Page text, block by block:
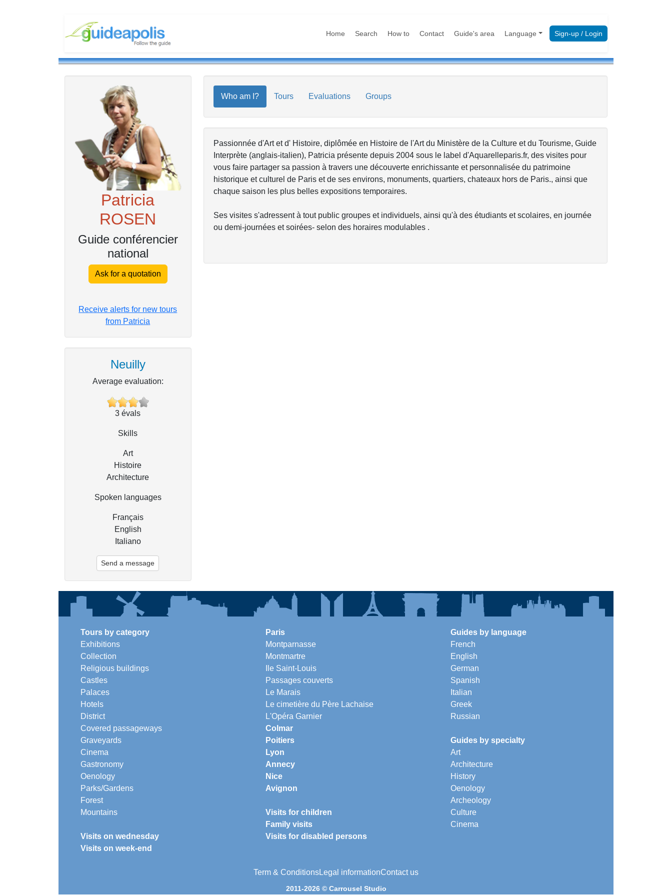
Home Search How to Contact Guide's area Language Sign-up / Login
Patricia
ROSEN
Guide conférencier
national
Ask for a quotation
Receive alerts for new tours
from Patricia
Neuilly
Average evaluation:
3 évals
Skills
Art
Histoire
Architecture
Spoken languages
Français
English
Italiano
Send a message
Who am I? Tours Evaluations Groups
Passionnée d'Art et d' Histoire, diplômée en Histoire de l'Art du Ministère de la Culture et du Tourisme, Guide
Interprète (anglais-italien), Patricia présente depuis 2004 sous le label d'Aquarelleparis.fr, des visites pour
vous faire partager sa passion à travers une découverte enrichissante et personnalisée du patrimoine
historique et culturel de Paris et de ses environs, monuments, quartiers, chateaux hors de Paris., ainsi que
chaque saison les plus belles expositions temporaires.
Ses visites s'adressent à tout public groupes et individuels, ainsi qu'à des étudiants et scolaires, en journée
ou demi-journées et soirées- selon des horaires modulables .
Tours by category
Exhibitions
Collection
Religious buildings
Castles
Palaces
Hotels
District
Covered passageways
Graveyards
Cinema
Gastronomy
Oenology
Parks/Gardens
Forest
Mountains
Visits on wednesday
Visits on week-end
Paris
Montparnasse
Montmartre
Ile Saint-Louis
Passages couverts
Le Marais
Le cimetière du Père Lachaise
L'Opéra Garnier
Colmar
Poitiers
Lyon
Annecy
Nice
Avignon
Visits for children
Family visits
Visits for disabled persons
Guides by language
French
English
German
Spanish
Italian
Greek
Russian
Guides by specialty
Art
Architecture
History
Oenology
Archeology
Culture
Cinema
Term & ConditionsLegal informationContact us
2011-2026 © Carrousel Studio